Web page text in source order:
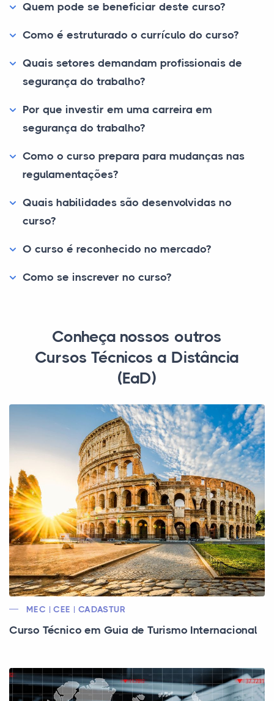
Quem pode se beneficiar deste curso?
Como é estruturado o currículo do curso?
Quais setores demandam profissionais de
segurança do trabalho?
Por que investir em uma carreira em
segurança do trabalho?
Como o curso prepara para mudanças nas
regulamentações?
Quais habilidades são desenvolvidas no
curso?
O curso é reconhecido no mercado?
Como se inscrever no curso?
Conheça nossos outros
Cursos Técnicos a Distância
(EaD)
MEC | CEE | CADASTUR
Curso Técnico em Guia de Turismo Internacional